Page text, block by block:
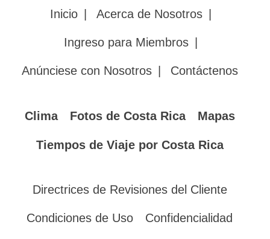
Inicio Acerca de Nosotros
Ingreso para Miembros
Anúnciese con Nosotros Contáctenos
Clima Fotos de Costa Rica Mapas
Tiempos de Viaje por Costa Rica
Directrices de Revisiones del Cliente
Condiciones de Uso Confidencialidad